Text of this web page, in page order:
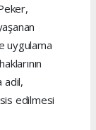
uygulama
adil,
edilmesi